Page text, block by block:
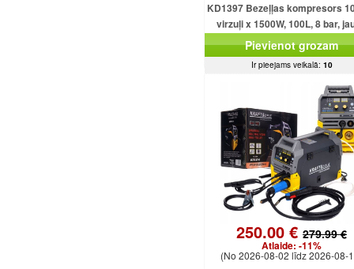
KD1397 Bezeļļas kompresors
virzuļi x 1500W, 100L, 8 bar,
jaudīgs modelis
Pievienot grozam
Ir pieejams veikalā: 10
250.00 € 279.99 €
Atlaide: -11%
(No 2026-08-02 līdz 2026-08-